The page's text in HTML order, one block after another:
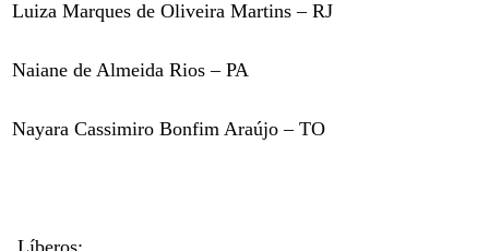
Luiza Marques de Oliveira Martins – RJ
Naiane de Almeida Rios – PA
Nayara Cassimiro Bonfim Araújo – TO
Líberos: